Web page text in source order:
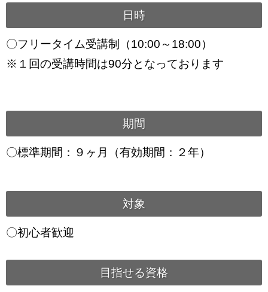
日時
〇フリータイム受講制（10:00～18:00）
※１回の受講時間は90分となっております
期間
〇標準期間：９ヶ月（有効期間：２年）
対象
〇初心者歓迎
目指せる資格